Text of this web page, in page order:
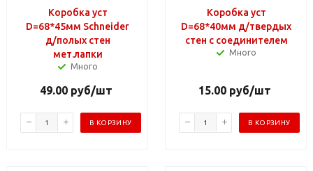
Коробка уст
D=68*45мм Schneider
д/полых стен
мет.лапки
Много
49.00 руб/шт
В КОРЗИНУ
Коробка уст
D=68*40мм д/твердых
стен с соединителем
Много
15.00 руб/шт
В КОРЗИНУ